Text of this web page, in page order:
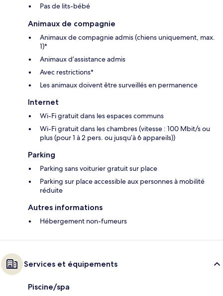
Pas de lits-bébé
Animaux de compagnie
Animaux de compagnie admis (chiens uniquement, max.
1)*
Animaux d’assistance admis
Avec restrictions*
Les animaux doivent être surveillés en permanence
Internet
Wi-Fi gratuit dans les espaces communs
Wi-Fi gratuit dans les chambres (vitesse : 100 Mbit/s ou
plus (pour 1 à 2 pers. ou jusqu’à 6 appareils))
Parking
Parking sans voiturier gratuit sur place
Parking sur place accessible aux personnes à mobilité
réduite
Autres informations
Hébergement non-fumeurs
Services et équipements
Piscine/spa